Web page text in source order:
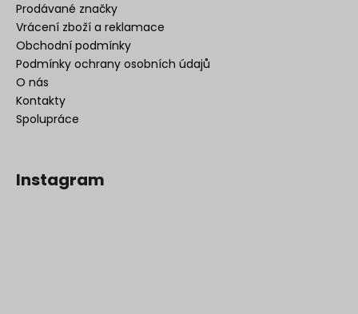
Prodávané značky
Vrácení zboží a reklamace
Obchodní podmínky
Podmínky ochrany osobních údajů
O nás
Kontakty
Spolupráce
Instagram